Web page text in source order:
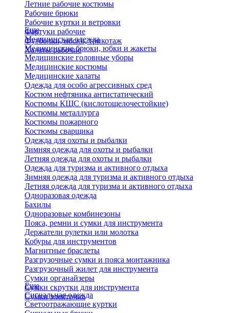
Летние рабочие костюмы
Рабочие брюки
Рабочие куртки и ветровки
Фартуки рабочие
Футболки, носки, трикотаж
Халаты рабочие
Еще
Медицинская одежда
Медицинские брюки, юбки и жакеты
Медицинские головные уборы
Медицинские костюмы
Медицинские халаты
Одежда для особо агрессивных сред
Костюм нефтяника антистатический
Костюмы КЩС (кислотощелочестойкие)
Костюмы металлурга
Костюмы пожарного
Костюмы сварщика
Одежда для охоты и рыбалки
Зимняя одежда для охоты и рыбалки
Летняя одежда для охоты и рыбалки
Одежда для туризма и активного отдыха
Зимняя одежда для туризма и активного отдыха
Летняя одежда для туризма и активного отдыха
Одноразовая одежда
Бахилы
Одноразовые комбинезоны
Пояса, ремни и сумки для инструмента
Держатели рулетки или молотка
Кобуры для инструментов
Магнитные браслеты
Разгрузочные сумки и пояса монтажника
Разгрузочный жилет для инструмента
Сумки органайзеры
Сумки скрутки для инструмента
Сумки электрика
Еще
Сигнальная одежда
Светоотражающие куртки